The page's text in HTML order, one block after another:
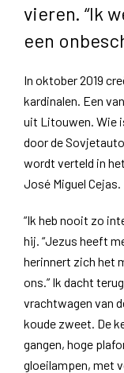
vieren. “Ik
een
In oktober 2019
kardinalen. Een
uit Litouwen. Wie
door de
wordt verteld in
José Miguel Cejas.
“Ik heb nooit zo
hij. “Jezus heeft
herinnert zich het
ons.” Ik dacht
vrachtwagen van
koude zweet. De
gangen, hoge
gloeilampen, met